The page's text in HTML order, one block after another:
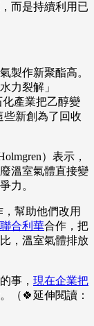
而是持續利用已
製作新聚酯高。
力裂解」
化產業把乙醇變
些新創為了回收
）表示，
溫室氣體直接變
力。
幫助他們改用
聯合利華合作，把
，溫室氣體排放
事， 現在企業把
（🍀延伸閱讀：